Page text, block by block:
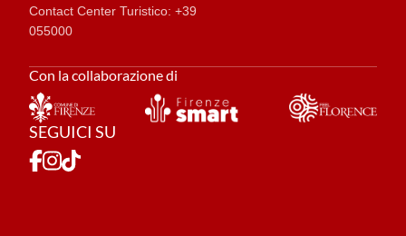
Contact Center Turistico: +39
055000
Con la collaborazione di
SEGUICI SU